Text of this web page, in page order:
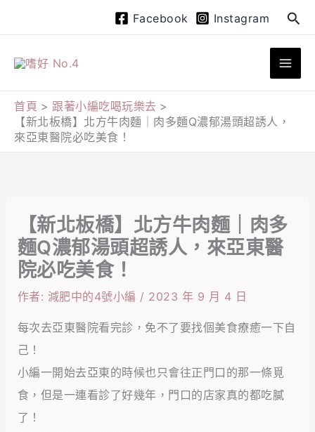
至
Facebook Instagram
搜
尋
首頁
跟著小編吃喝玩樂去
【新北板橋】北方牛肉麵｜肉多麵Q濃郁湯頭超誘人，
來亞東醫院必吃美食！
【新北板橋】北方牛肉麵｜肉多
麵Q濃郁湯頭超誘人，來亞東醫
院必吃美食！
作者: 減肥中的4號小編 / 2023 年 9 月 4 日
每次去亞東醫院看完診，免不了要找個美食療癒一下自
己！
小編一開始去亞東的時候也只會往正門口的那一條覓
食，但是一連看診了好幾年，門口的店家真的都吃膩
了！